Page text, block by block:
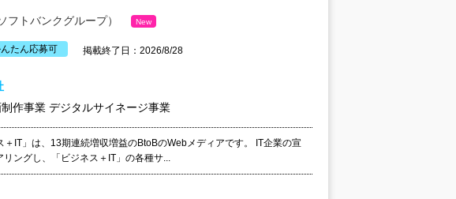
フトバンクグループ） New
たん応募可 掲載終了日：2026/8/28
作事業 デジタルサイネージ事業
＋IT」は、13期連続増収増益のBtoBのWebメディアです。 IT企業の宣
ングし、「ビジネス＋IT」の各種サ...